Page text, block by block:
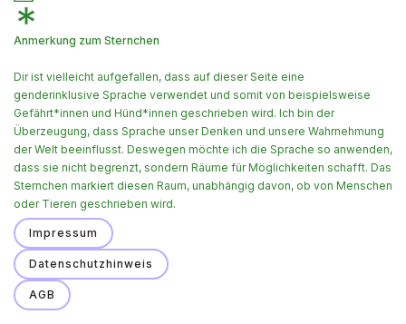
Anmerkung zum Sternchen
Dir ist vielleicht aufgefallen, dass auf dieser Seite eine
genderinklusive Sprache verwendet und somit von beispielsweise
Gefährt*innen und Hünd*innen geschrieben wird. Ich bin der
Überzeugung, dass Sprache unser Denken und unsere Wahrnehmung
der Welt beeinflusst. Deswegen möchte ich die Sprache so anwenden,
dass sie nicht begrenzt, sondern Räume für Möglichkeiten schafft. Das
Sternchen markiert diesen Raum, unabhängig davon, ob von Menschen
oder Tieren geschrieben wird.
Impressum
Datenschutzhinweis
AGB